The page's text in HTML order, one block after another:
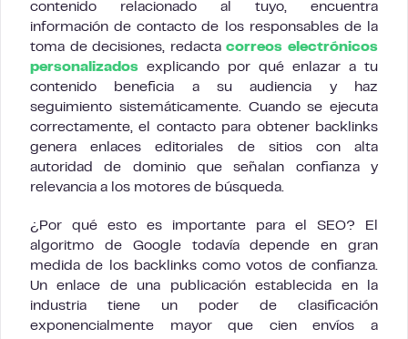
contenido relacionado al tuyo, encuentra
información de contacto de los responsables de la
toma de decisiones, redactacorreos electrónicos
personalizados explicando por qué enlazar a tu
contenido beneficia a su audiencia y haz
seguimiento sistemáticamente. Cuando se ejecuta
correctamente, el contacto para obtener backlinks
genera enlaces editoriales de sitios con alta
autoridad de dominio que señalan confianza y
relevancia a los motores de búsqueda.
¿Por qué esto es importante para el SEO? El
algoritmo de Google todavía depende en gran
medida de los backlinks como votos de confianza.
Un enlace de una publicación establecida en la
industria tiene un poder de clasificación
exponencialmente mayor que cien envíos a